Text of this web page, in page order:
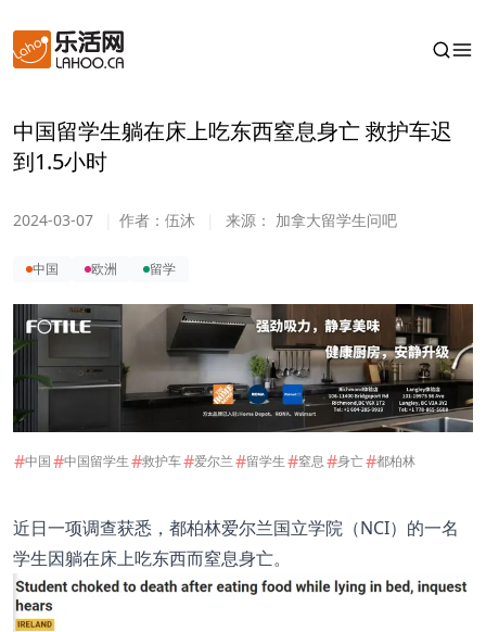
中国留学生躺在床上吃东西窒息身亡 救护车迟
到1.5小时
2024-03-07 作者： 伍沐 来源： 加拿大留学生问吧
中国 欧洲 留学
#中国#中国留学生#救护车#爱尔兰#留学生#窒息#身亡#都柏林
近日一项调查获悉，都柏林爱尔兰国立学院（NCI）的一名
学生因躺在床上吃东西而窒息身亡。